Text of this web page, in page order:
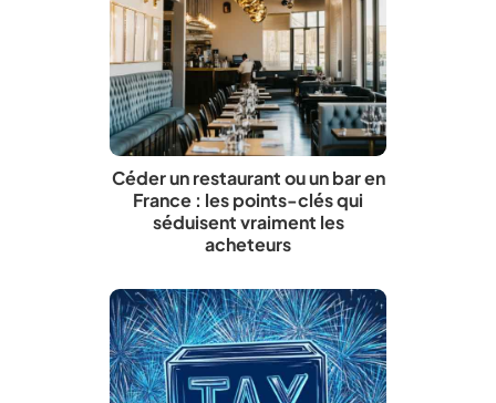
Céder un restaurant ou un bar en
France : les points-clés qui
séduisent vraiment les
acheteurs